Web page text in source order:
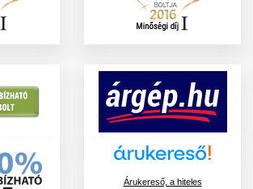
Árukereső, a hiteles